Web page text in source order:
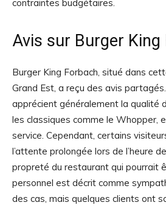
contraintes budgétaires.
Avis sur Burger King
Burger King Forbach, situé dans
Grand Est, a reçu des avis
apprécient généralement la qualité
les classiques comme le Whopper,
service. Cependant, certains
l’attente prolongée lors de l’heure
propreté du restaurant qui pourrait
personnel est décrit comme
des cas, mais quelques clients ont